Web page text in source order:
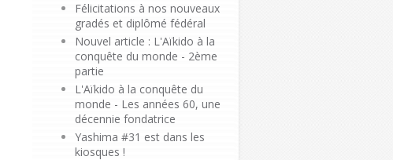
Félicitations à nos nouveaux
gradés et diplômé fédéral
Nouvel article : L'Aïkido à la
conquête du monde - 2ème
partie
L'Aïkido à la conquête du
monde - Les années 60, une
décennie fondatrice
Yashima #31 est dans les
kiosques !